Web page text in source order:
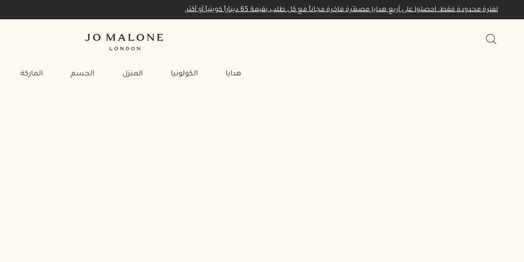
لفترة محدودة فقط: احصلوا على أربع هدايا مصغّرة فاخرة مجاناً مع كل طلب بقيمة 65 ديناراً كويتياً أو أكثر.
هدايا الكولونيا المنزل الجسم الماركة